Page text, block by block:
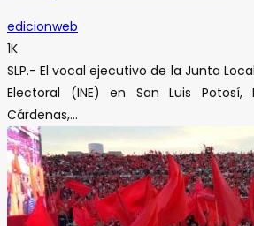
edicionweb
1K
SLP.- El vocal ejecutivo de la Junta
Electoral (INE) en San Luis Potosí,
Cárdenas,...